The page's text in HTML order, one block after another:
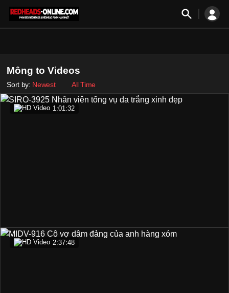
Mông to Videos
Sort by: Newest All Time
1:01:32
2:37:48